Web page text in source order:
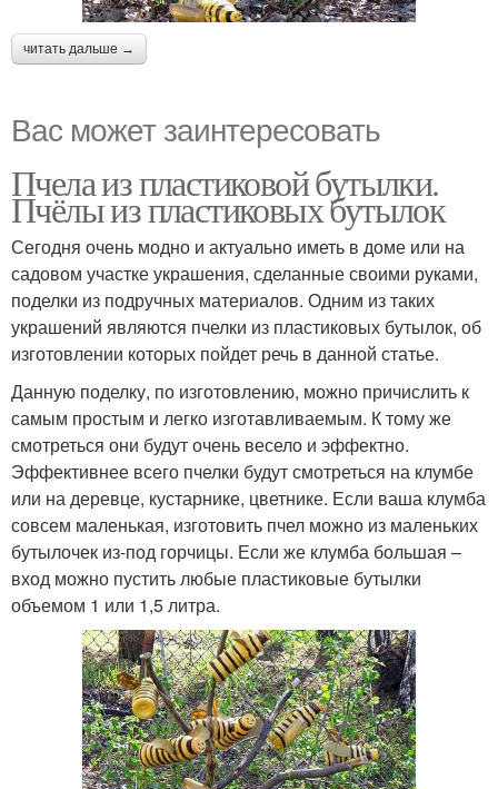
читать дальше →
Вас может заинтересовать
Пчела из пластиковой бутылки.
Пчёлы из пластиковых бутылок
Сегодня очень модно и актуально иметь в доме или на
садовом участке украшения, сделанные своими руками,
поделки из подручных материалов. Одним из таких
украшений являются пчелки из пластиковых бутылок, об
изготовлении которых пойдет речь в данной статье.
Данную поделку, по изготовлению, можно причислить к
самым простым и легко изготавливаемым. К тому же
смотреться они будут очень весело и эффектно.
Эффективнее всего пчелки будут смотреться на клумбе
или на деревце, кустарнике, цветнике. Если ваша клумба
совсем маленькая, изготовить пчел можно из маленьких
бутылочек из-под горчицы. Если же клумба большая –
вход можно пустить любые пластиковые бутылки
объемом 1 или 1,5 литра.